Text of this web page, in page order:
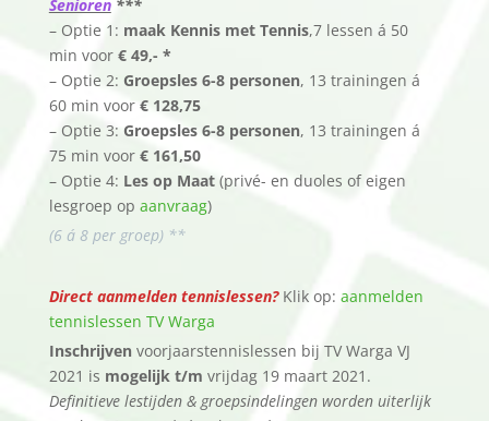
Senioren***
– Optie 1: maak Kennis met Tennis,7 lessen á 50
min voor € 49,- *
– Optie 2: Groepsles 6-8 personen, 13 trainingen á
60 min voor € 128,75
– Optie 3: Groepsles 6-8 personen, 13 trainingen á
75 min voor € 161,50
– Optie 4: Les op Maat(privé- en duoles of eigen
lesgroep op aanvraag)
(6 á 8 per groep) **
Direct aanmelden tennislessen? Klik op: aanmelden
tennislessen TV Warga
Inschrijven voorjaarstennislessen bij TV Warga VJ
2021 is mogelijk t/m vrijdag 19 maart 2021.
Definitieve lestijden & groepsindelingen worden uiterlijk